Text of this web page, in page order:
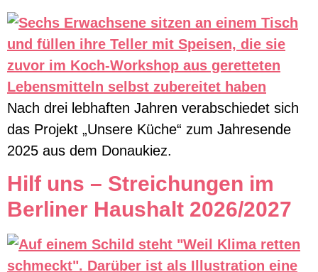
Nach drei lebhaften Jahren verabschiedet sich
das Projekt „Unsere Küche“ zum Jahresende
2025 aus dem Donaukiez.
Hilf uns – Streichungen im
Berliner Haushalt 2026/2027